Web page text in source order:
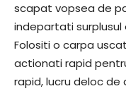
scapat vopsea de
indepartati
Folositi o carpa
actionati rapid
rapid, lucru deloc de